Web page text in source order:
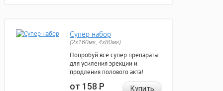
Супер набор
(2х160мг, 4х80мг)
Попробуй все супер препараты
для усиления эрекции и
продления полового акта!
от 158Р Купить